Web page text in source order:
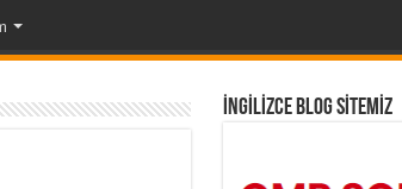
İNGİLİZCE BLOG SİTEMİZ